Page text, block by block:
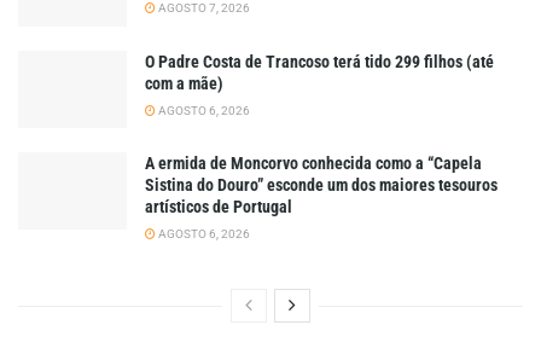
AGOSTO 7, 2026
O Padre Costa de Trancoso terá tido 299 filhos (até
com a mãe)
AGOSTO 6, 2026
A ermida de Moncorvo conhecida como a “Capela
Sistina do Douro” esconde um dos maiores tesouros
artísticos de Portugal
AGOSTO 6, 2026